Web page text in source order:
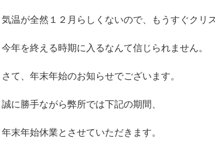
気温が全然１２月らしくないので、もうすぐクリ
今年を終える時期に入るなんて信じられません。
さて、年末年始のお知らせでございます。
誠に勝手ながら弊所では下記の期間、
年末年始休業とさせていただきます。